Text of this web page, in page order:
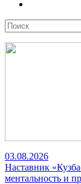
03.08.2026
Наставник
ментальность и